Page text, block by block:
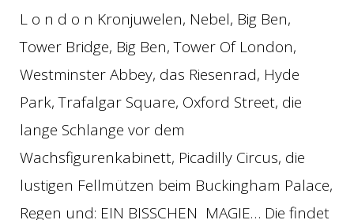
L o n d o n Kronjuwelen, Nebel, Big Ben,
Tower Bridge, Big Ben, Tower Of London,
Westminster Abbey, das Riesenrad, Hyde
Park, Trafalgar Square, Oxford Street, die
lange Schlange vor dem
Wachsfigurenkabinett, Picadilly Circus, die
lustigen Fellmützen beim Buckingham Palace,
Regen und: EIN BISSCHEN MAGIE… Die findet